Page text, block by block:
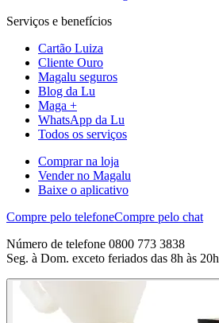
Serviços e benefícios
Cartão Luiza
Cliente Ouro
Magalu seguros
Blog da Lu
Maga +
WhatsApp da Lu
Todos os serviços
Comprar na loja
Vender no Magalu
Baixe o aplicativo
Compre pelo telefoneCompre pelo chat
Número de telefone 0800 773 3838
Seg. à Dom. exceto feriados das 8h às 20h